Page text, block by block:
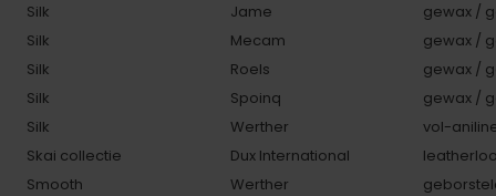
Silk
Jame
gewax /
Silk
Mecam
gewax /
Silk
Roels
gewax /
Silk
Spoinq
gewax /
Silk
Werther
vol-
Skai collectie
Dux International
Smooth
Werther